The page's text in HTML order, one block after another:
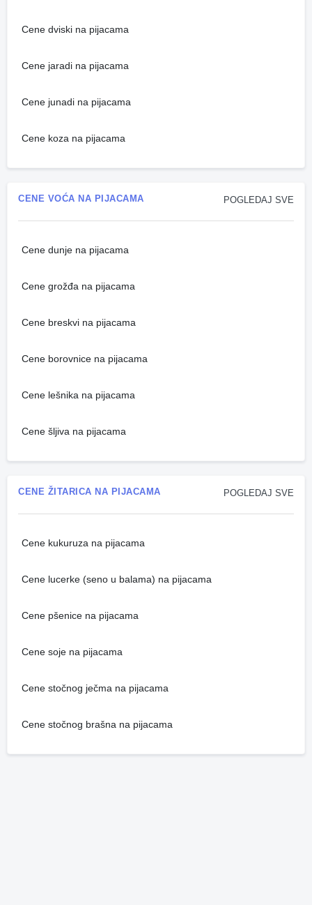
Cene dviski na pijacama
Cene jaradi na pijacama
Cene junadi na pijacama
Cene koza na pijacama
POGLEDAJ SVE
CENE VOĆA NA PIJACAMA
Cene dunje na pijacama
Cene grožđa na pijacama
Cene breskvi na pijacama
Cene borovnice na pijacama
Cene lešnika na pijacama
Cene šljiva na pijacama
POGLEDAJ SVE
CENE ŽITARICA NA PIJACAMA
Cene kukuruza na pijacama
Cene lucerke (seno u balama) na pijacama
Cene pšenice na pijacama
Cene soje na pijacama
Cene stočnog ječma na pijacama
Cene stočnog brašna na pijacama